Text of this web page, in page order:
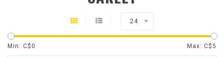
24
Min: C$0 Max: C$5